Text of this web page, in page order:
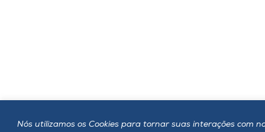
Nós utilizamos os Cookies para tornar suas interações com